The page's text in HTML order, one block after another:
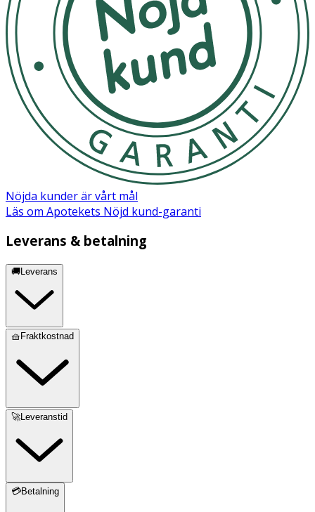
Nöjda kunder är vårt mål
Läs om Apotekets Nöjd kund-garanti
Leverans & betalning
🚚Leverans
🧺Fraktkostnad
🚀Leveranstid
💳Betalning